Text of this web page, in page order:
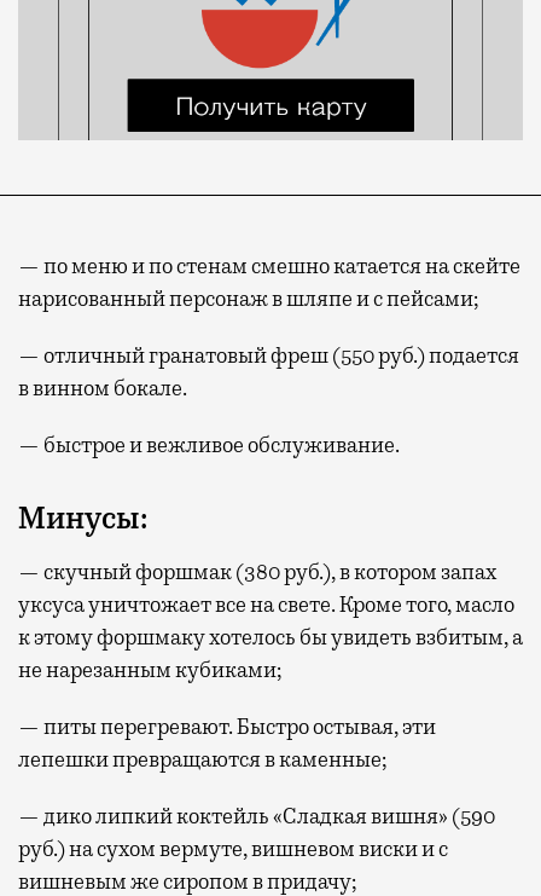
— по меню и по стенам смешно катается на скейте
нарисованный персонаж в шляпе и с пейсами;
— отличный гранатовый фреш (550 руб.) подается
в винном бокале.
— быстрое и вежливое обслуживание.
Минусы:
— скучный форшмак (380 руб.), в котором запах
уксуса уничтожает все на свете. Кроме того, масло
к этому форшмаку хотелось бы увидеть взбитым, а
не нарезанным кубиками;
— питы перегревают. Быстро остывая, эти
лепешки превращаются в каменные;
— дико липкий коктейль «Сладкая вишня» (590
руб.) на сухом вермуте, вишневом виски и с
вишневым же сиропом в придачу;